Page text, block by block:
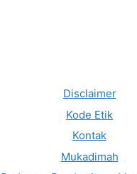
Disclaimer
Kode Etik
Kontak
Mukadimah